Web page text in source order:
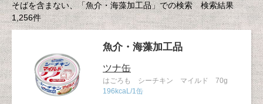
そばを含まない、「魚介・海藻加工品」での検索 検索結果
1,256件
魚介・海藻加工品
ツナ缶
はごろも シーチキン マイルド 70g
196kcaL/1缶